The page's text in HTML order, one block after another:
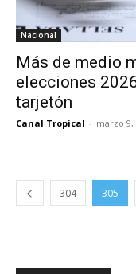
Nacional
Más de medio
elecciones
tarjetón
Canal Tropical - marzo 9,
304 305